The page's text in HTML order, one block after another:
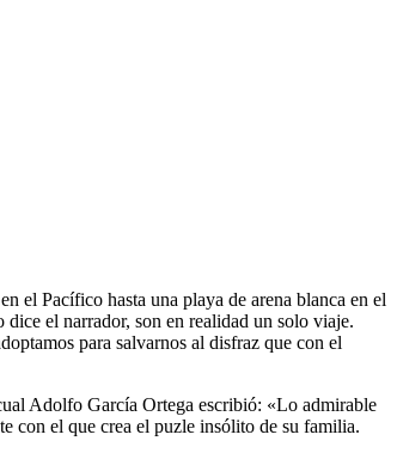
el Pacífico hasta una playa de arena blanca en el
el narrador, son en realidad un solo viaje.
para salvarnos al disfraz que con el
Adolfo García Ortega escribió: «Lo admirable
con el que crea el puzle insólito de su familia.